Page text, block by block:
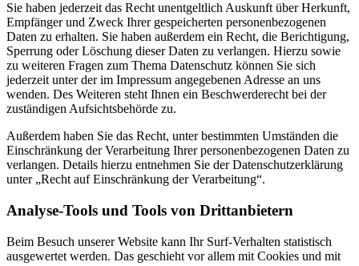
Sie haben jederzeit das Recht unentgeltlich Auskunft über Herkunft,
Empfänger und Zweck Ihrer gespeicherten personenbezogenen
Daten zu erhalten. Sie haben außerdem ein Recht, die Berichtigung,
Sperrung oder Löschung dieser Daten zu verlangen. Hierzu sowie
zu weiteren Fragen zum Thema Datenschutz können Sie sich
jederzeit unter der im Impressum angegebenen Adresse an uns
wenden. Des Weiteren steht Ihnen ein Beschwerderecht bei der
zuständigen Aufsichtsbehörde zu.
Außerdem haben Sie das Recht, unter bestimmten Umständen die
Einschränkung der Verarbeitung Ihrer personenbezogenen Daten zu
verlangen. Details hierzu entnehmen Sie der Datenschutzerklärung
unter „Recht auf Einschränkung der Verarbeitung“.
Analyse-Tools und Tools von Drittanbietern
Beim Besuch unserer Website kann Ihr Surf-Verhalten statistisch
ausgewertet werden. Das geschieht vor allem mit Cookies und mit